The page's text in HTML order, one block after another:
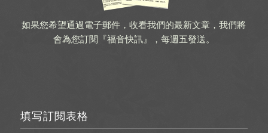
如果您希望通過電子郵件，收看我們的最新文章，我們將
會為您訂閱『福音快訊』，每週五發送。
填写訂閱表格